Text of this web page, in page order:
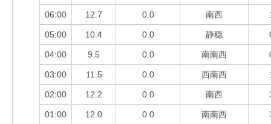
06:00 12.7 0.0 南西
05:00 10.4 0.0 静穏
04:00 9.5 0.0 南南西
03:00 11.5 0.0 西南西
02:00 12.2 0.0 南西
01:00 12.0 0.0 南南西